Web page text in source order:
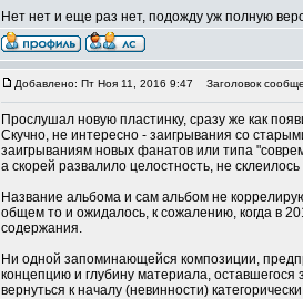
Нет нет и еще раз нет, подожду уж полную
Добавлено: Пт Ноя 11, 2016 9:47 Заголовок
Прослушал новую пластинку, сразу же как
Скучно, не интересно - заигрывания со
заигрываниям новых фанатов или типа
а скорей развалило целостность, не склеилось
Название альбома и сам альбом не
общем то и ожидалось, к сожалению, когда в
содержания.
Ни одной запоминающейся композиции,
концепцию и глубину материала, оставшегося
вернуться к началу (невинности)